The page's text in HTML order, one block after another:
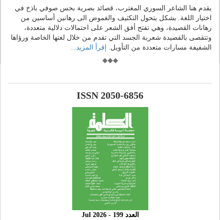
يقدم هنا الشاعر السوري المغترب، قصائد بصرية بحس صوفي باذخ في
اختيار اللغة. بشكل يتحول التكثيف والغموض الى رهانين أساسين من
رهانات القصيدة، وهي تفتح أفق الشعر على احتمالات دلالية متعددة،
وتتقصى بالقصيدة شعرية الجسد التي تقدم من خلال لغتها الخاصة ورؤاها
الشفيفة مسارات متعددة من التأويل.
إقرأ المزيد...
ISSN 2050-6856
العدد 199 - 2026 Jul